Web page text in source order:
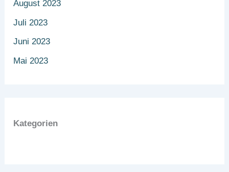
August 2023
Juli 2023
Juni 2023
Mai 2023
Kategorien